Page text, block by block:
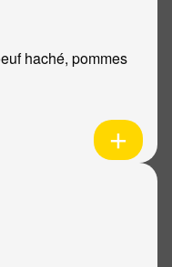
haché, pommes